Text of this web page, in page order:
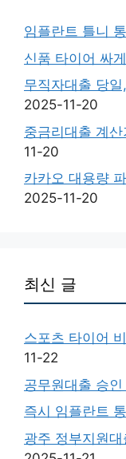
임플란트 틀니
신품 타이어 싸
무직자대출 당
2025-11-20
중금리대출 계
11-20
카카오 대용량
2025-11-20
최신 글
스포츠 타이어
11-22
공무원대출 승
즉시 임플란트
광주 정부지원